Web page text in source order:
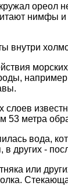
ореол
нимфы
53 метра
вода,
других -
или